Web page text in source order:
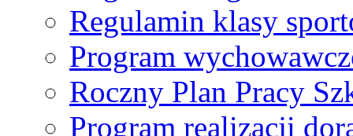
Regulamin klasy
Program
Roczny Plan Pracy
Program realizacji